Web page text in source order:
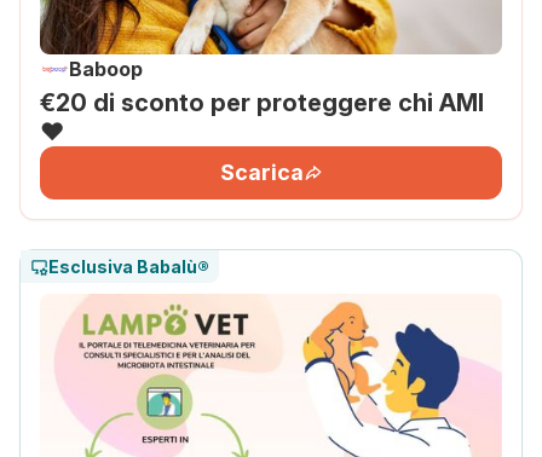
Baboop
€20 di sconto per proteggere chi AMI
❤️
Scarica
Esclusiva Babalù®